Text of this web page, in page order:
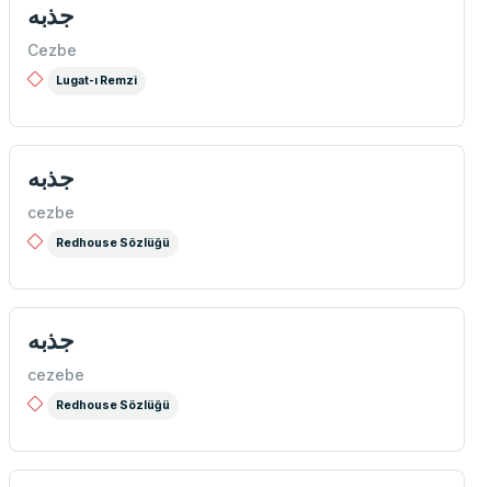
جذبه
Cezbe
Lugat-ı Remzi
جذبه
cezbe
Redhouse Sözlüğü
جذبه
cezebe
Redhouse Sözlüğü